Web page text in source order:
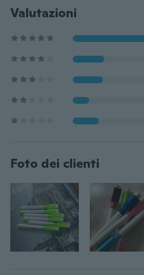
Valutazioni
Foto dei clienti